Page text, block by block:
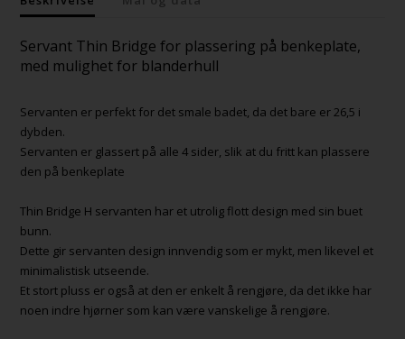
Servant Thin Bridge for plassering på benkeplate,
med mulighet for blanderhull
Servanten er perfekt for det smale badet, da det bare er 26,5 i
dybden.
Servanten er glassert på alle 4 sider, slik at du fritt kan plassere
den på benkeplate
Thin Bridge H servanten har et utrolig flott design med sin buet
bunn.
Dette gir servanten design innvendig som er mykt, men likevel et
minimalistisk utseende.
Et stort pluss er også at den er enkelt å rengjøre, da det ikke har
noen indre hjørner som kan være vanskelige å rengjøre.